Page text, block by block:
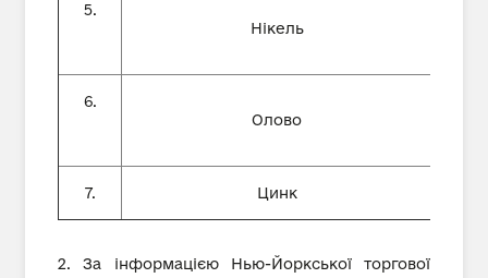
5.
Нікель
6.
Олово
7. Цинк
2. За інформацією Нью-Йоркської торгової